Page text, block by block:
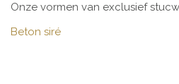
Onze vormen van exclusief
Beton siré